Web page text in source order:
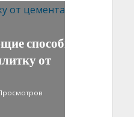
способы,
от